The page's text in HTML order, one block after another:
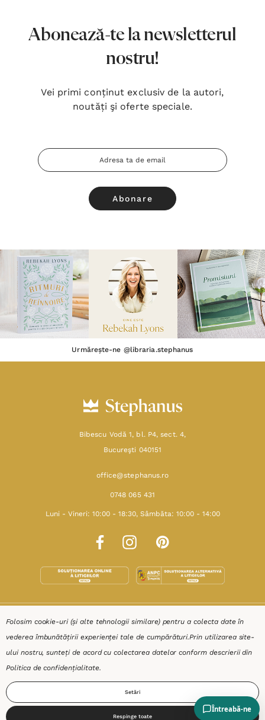
Abonează-te la newsletterul
nostru!
Vei primi conținut exclusiv de la autori,
noutăți şi oferte speciale.
Adresa
Email
Urmărește-ne @libraria.stephanus
Bibescu Vodă 1, bl. P4, sect. 4,
Bucureşti 040151
office@stephanus.ro
0748 065 431
Luni - Vineri: 10:00 - 18:30, Sâmbăta: 10:00 - 14:00
SHOP
RESURSE
AJUTOR
DESPRE
Folosim cookie-uri (și alte tehnologii similare) pentru a colecta date în
vederea îmbunătățirii experienței tale de cumpărături.Prin utilizarea site-
ului nostru, sunteți de acord cu colectarea datelor conform descrierii din
Politica de confidențialitate.
Setări
Respinge toate